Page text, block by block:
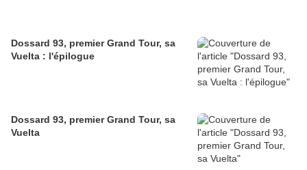
Dossard 93, premier Grand Tour, sa
Vuelta : l'épilogue
Dossard 93, premier Grand Tour, sa
Vuelta